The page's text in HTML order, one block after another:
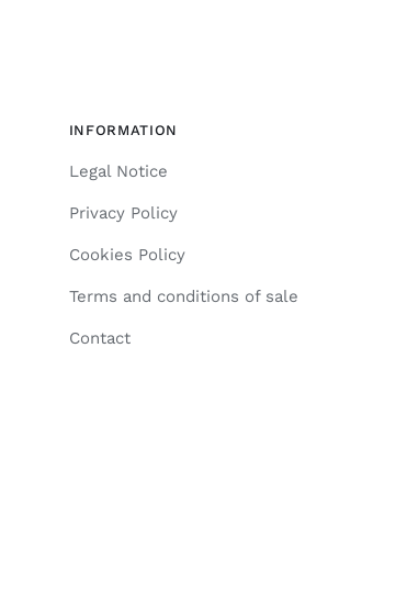
INFORMATION
Legal Notice
Privacy Policy
Cookies Policy
Terms and conditions of sale
Contact